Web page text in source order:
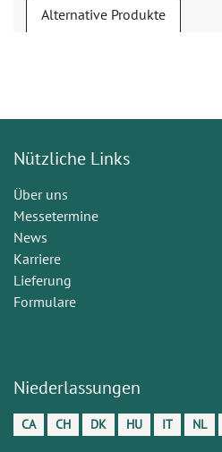
Alternative Produkte
Nützliche Links
Über uns
Messetermine
News
Karriere
Lieferung
Formulare
Niederlassungen
CA CH DK HU IT NL